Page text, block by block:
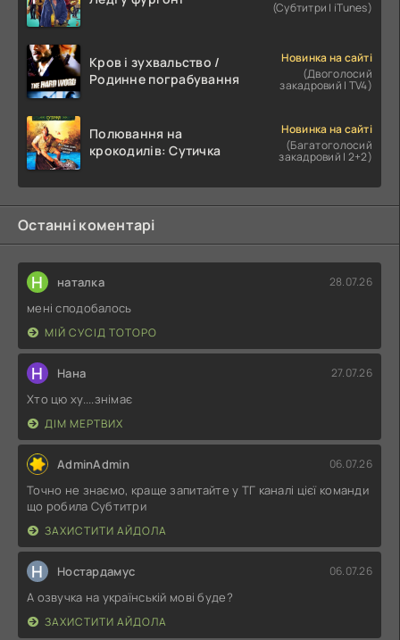
(Субтитри | iTunes)
Кров і зухвальство /
Родинне пограбування
Новинка на сайті
(Двоголосий
закадровий | TV4)
Полювання на
крокодилів: Сутичка
Новинка на сайті
(Багатоголосий
закадровий | 2+2)
Останні коментарі
Н наталка 28.07.26
мені сподобалось
МІЙ СУСІД ТОТОРО
Н Нана 27.07.26
Хто цю ху....знімає
ДІМ МЕРТВИХ
AdminAdmin 06.07.26
Точно не знаємо, краще запитайте у ТГ каналі цієї команди
що робила Субтитри
ЗАХИСТИТИ АЙДОЛА
Н Ностардамус 06.07.26
А озвучка на українській мові буде?
ЗАХИСТИТИ АЙДОЛА